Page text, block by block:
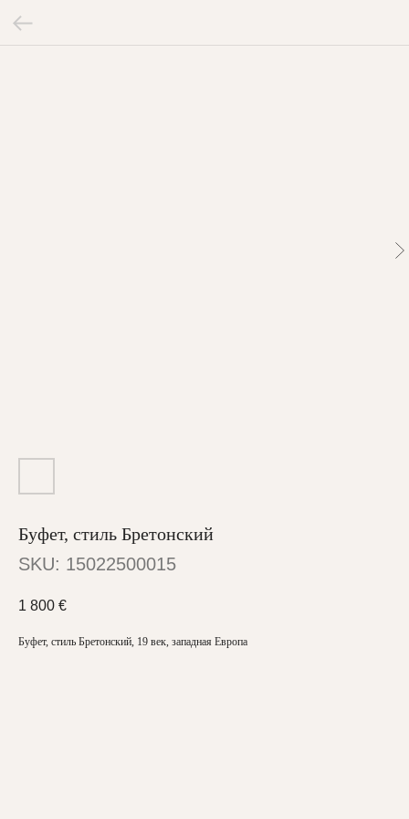
Буфет, стиль Бретонский
SKU: 15022500015
1 800 €
Буфет, стиль Бретонский, 19 век, западная Европа